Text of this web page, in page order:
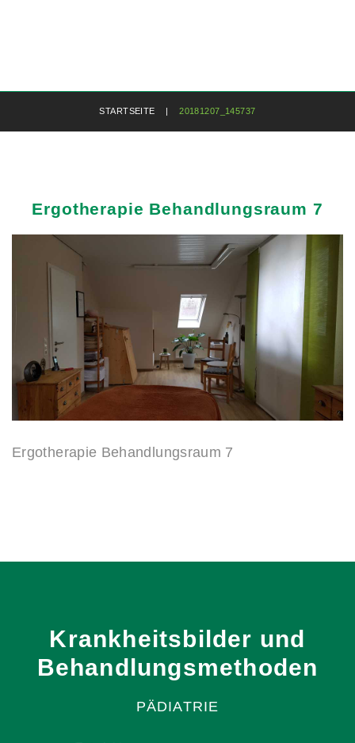
STARTSEITE | 20181207_145737
Ergotherapie Behandlungsraum 7
Ergotherapie Behandlungsraum 7
Krankheitsbilder und
Behandlungsmethoden
PÄDIATRIE